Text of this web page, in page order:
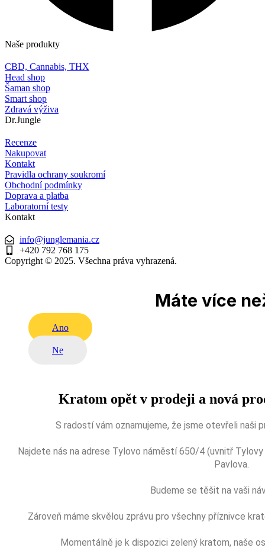
Naše produkty
CBD, Cannabis, THX
Head shop
Šaman shop
Smart shop
Zdravá výživa
Dr.Jungle
Recenze
Nakupovat
Kontakt
Pravidla ochrany soukromí
Obchodní podmínky
Doprava a platba
Laboratorní testy
Kontakt
info@junglemania.cz
+420 792 768 175
Copyright © 2025. Všechna práva vyhrazená.
Máte více
Ano
Ne
Kratom opět v prodeji a nová
S radostí vám oznamujeme, že jsme otevřeli naši
Najdete nás na adrese Tylovo náměstí 650/4 (uvnitř Tylovy
Pavlova.
Budeme se těšit na vaši
Zároveň máme skvělou zprávu pro všechny příznivce
Momentálně je k dispozici zelený kratom, naše